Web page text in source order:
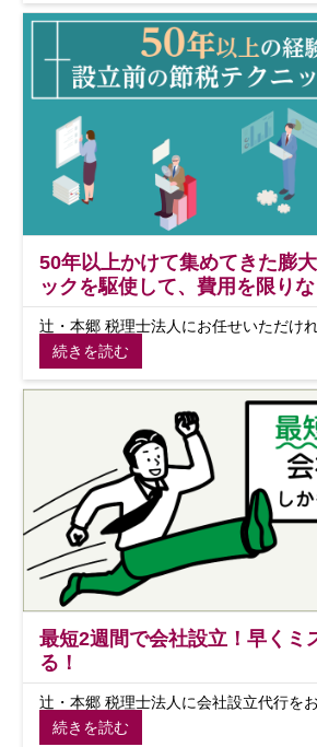
50年以上かけて集めてきた膨
ックを駆使して、費用を限り
辻・本郷 税理士法人にお任せいただけれ
続きを読む
最短2週間で会社設立！早くミ
る！
辻・本郷 税理士法人に会社設立代行を
続きを読む